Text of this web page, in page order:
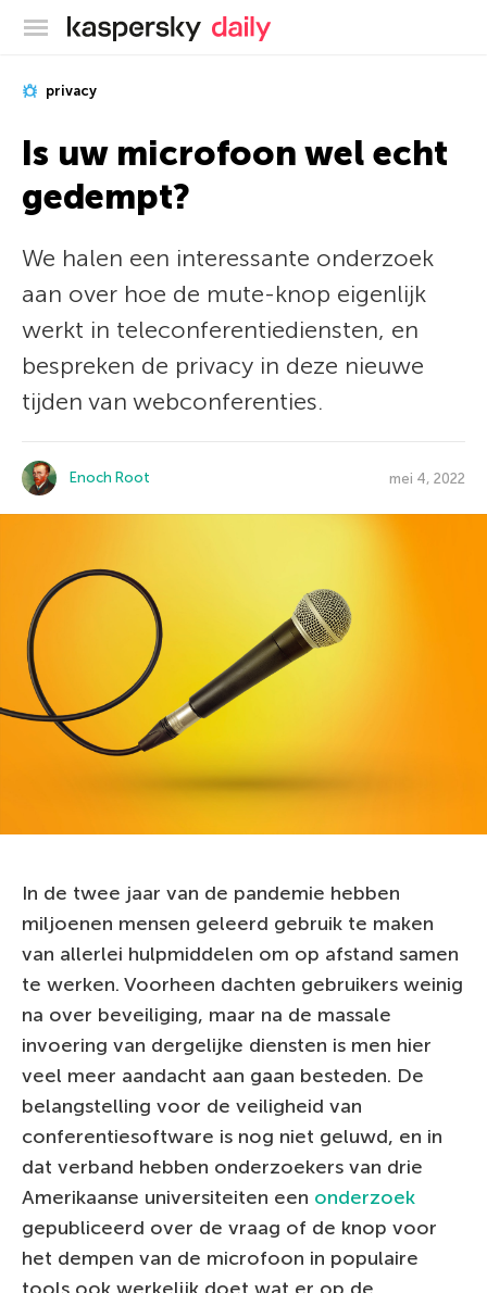
Kaspersky official blog
privacy
Is uw microfoon wel echt
gedempt?
We halen een interessante onderzoek
aan over hoe de mute-knop eigenlijk
werkt in teleconferentiediensten, en
bespreken de privacy in deze nieuwe
tijden van webconferenties.
Enoch Root mei 4, 2022
In de twee jaar van de pandemie hebben
miljoenen mensen geleerd gebruik te maken
van allerlei hulpmiddelen om op afstand samen
te werken. Voorheen dachten gebruikers weinig
na over beveiliging, maar na de massale
invoering van dergelijke diensten is men hier
veel meer aandacht aan gaan besteden. De
belangstelling voor de veiligheid van
conferentiesoftware is nog niet geluwd, en in
dat verband hebben onderzoekers van drie
Amerikaanse universiteiten een onderzoek
gepubliceerd over de vraag of de knop voor
het dempen van de microfoon in populaire
tools ook werkelijk doet wat er op de